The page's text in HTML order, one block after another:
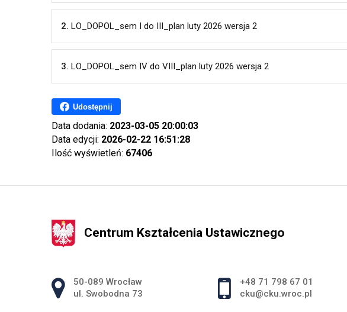
2. LO_DOPOL_sem I do III_plan luty 2026 wersja 2
3. LO_DOPOL_sem IV do VIII_plan luty 2026 wersja 2
Udostępnij
Data dodania: 2023-03-05 20:00:03
Data edycji: 2026-02-22 16:51:28
Ilość wyświetleń: 67406
Centrum Kształcenia Ustawicznego
Adres pocztowy:
50-089 Wrocław
ul. Swobodna 73
+48 71 798 67 01
cku@cku.wroc.pl